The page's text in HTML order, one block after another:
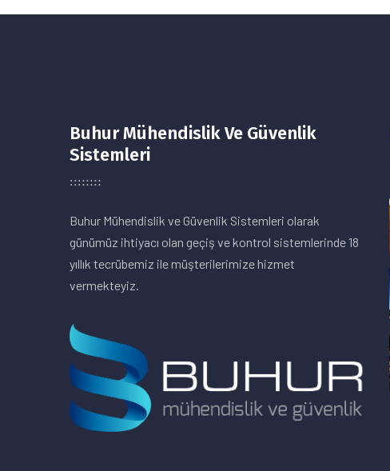
Buhur Mühendislik Ve Güvenlik
Sistemleri
Buhur Mühendislik ve Güvenlik Sistemleri olarak
günümüz ihtiyacı olan geçiş ve kontrol sistemlerinde 18
yıllık tecrübemiz ile müşterilerimize hizmet
vermekteyiz.